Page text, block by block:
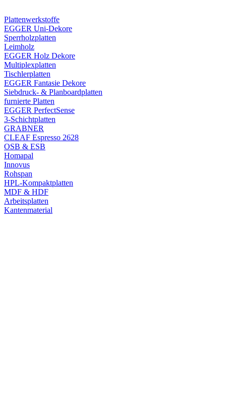
Plattenwerkstoffe
EGGER Uni-Dekore
Sperrholzplatten
Leimholz
EGGER Holz Dekore
Multiplexplatten
Tischlerplatten
EGGER Fantasie Dekore
Siebdruck- & Planboardplatten
furnierte Platten
EGGER PerfectSense
3-Schichtplatten
GRABNER
CLEAF Espresso 2628
OSB & ESB
Homapal
Innovus
Rohspan
HPL-Kompaktplatten
MDF & HDF
Arbeitsplatten
Kantenmaterial